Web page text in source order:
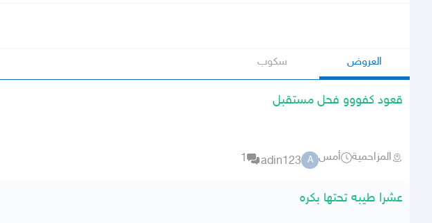
العروض سكوب
قعود كفووو فحل مستقبل
المزاحمية أمس A
adin123
1
عشرا طيبه تحتها بكره